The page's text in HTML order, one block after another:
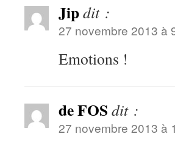
Jipdit :
27 novembre 2013 à
Emotions !
de FOS dit :
27 novembre 2013 à